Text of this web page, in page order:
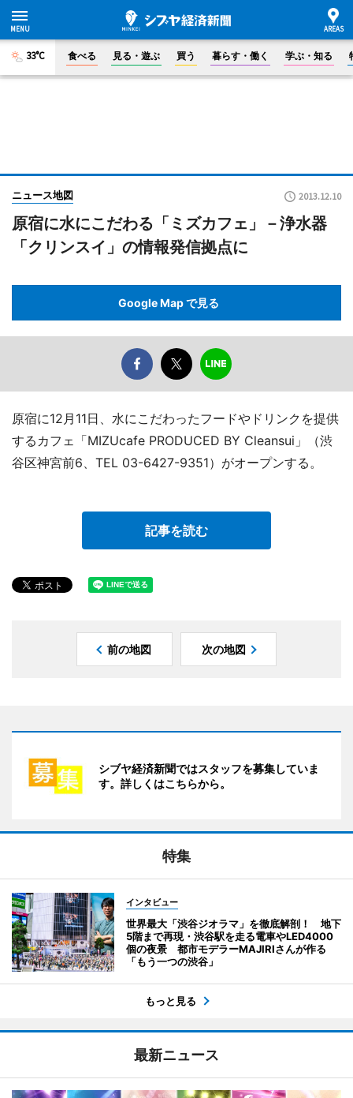
33°C 食べる 見る・遊ぶ 買う 暮らす・働く 学ぶ・知る
ニュース地図 2013.12.10
原宿に水にこだわる「ミズカフェ」－浄水器
「クリンスイ」の情報発信拠点に
Google Map で見る
原宿に12月11日、水にこだわったフードやドリンクを提供
するカフェ「MIZUcafe PRODUCED BY Cleansui」（渋
谷区神宮前6、TEL 03-6427-9351）がオープンする。
記事を読む
前の地図 次の地図
シブヤ経済新聞ではスタッフを募集していま
す。詳しくはこちらから。
特集
インタビュー
世界最大「渋谷ジオラマ」を徹底解剖！ 地下
5階まで再現・渋谷駅を走る電車やLED4000
個の夜景 都市モデラーMAJIRIさんが作る
「もう一つの渋谷」
もっと見る
最新ニュース